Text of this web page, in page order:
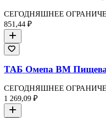
СЕГОДНЯШНЕЕ
851,44 ₽
ТАБ Омепа ВМ
СЕГОДНЯШНЕЕ
1 269,09 ₽